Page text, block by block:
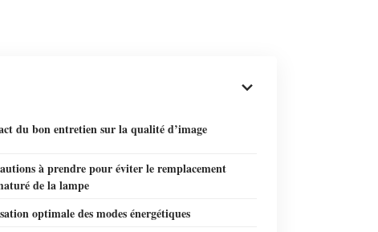
du bon entretien sur la qualité d’image
à prendre pour éviter le remplacement
de la lampe
optimale des modes énergétiques